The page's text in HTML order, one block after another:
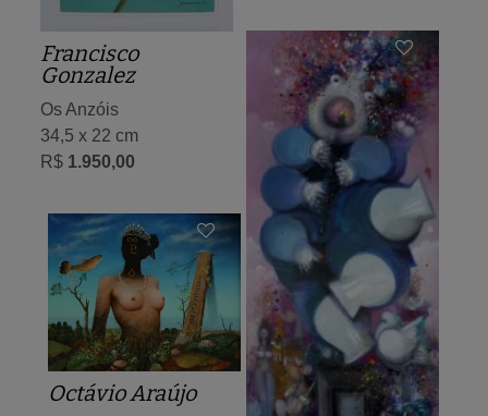
Francisco
Gonzalez
Os Anzóis
34,5 x 22 cm
R$ 1.950,00
Octávio Araújo